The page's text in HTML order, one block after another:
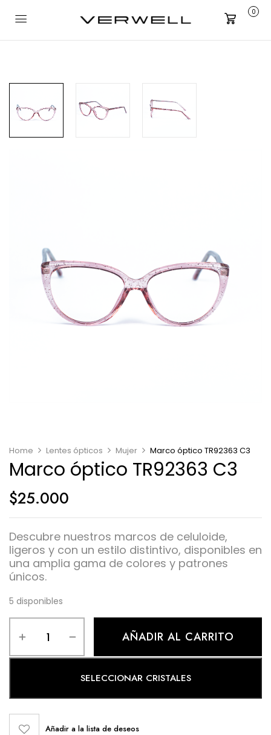
Carrito
0
Home Lentes ópticos Mujer Marco óptico TR92363 C3
Marco óptico TR92363 C3
$25.000
Descubre nuestros marcos de celuloide,
ligeros y con un estilo distintivo, disponibles en
una amplia gama de colores y patrones
únicos.
5 disponibles
AÑADIR AL CARRITO
SELECCIONAR CRISTALES
Añadir a la lista de deseos